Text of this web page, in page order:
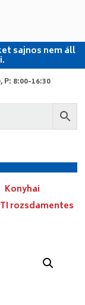
sajnos nem áll
P: 8:00-16:30
Konyhai
rozsdamentes